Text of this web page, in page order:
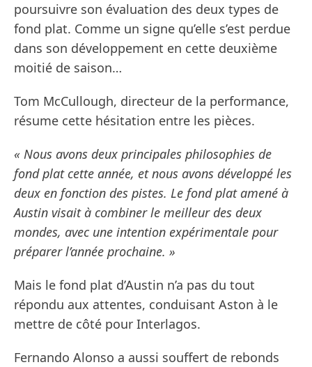
poursuivre son évaluation des deux types de
fond plat. Comme un signe qu’elle s’est perdue
dans son développement en cette deuxième
moitié de saison…
Tom McCullough, directeur de la performance,
résume cette hésitation entre les pièces.
« Nous avons deux principales philosophies de
fond plat cette année, et nous avons développé les
deux en fonction des pistes. Le fond plat amené à
Austin visait à combiner le meilleur des deux
mondes, avec une intention expérimentale pour
préparer l’année prochaine. »
Mais le fond plat d’Austin n’a pas du tout
répondu aux attentes, conduisant Aston à le
mettre de côté pour Interlagos.
Fernando Alonso a aussi souffert de rebonds